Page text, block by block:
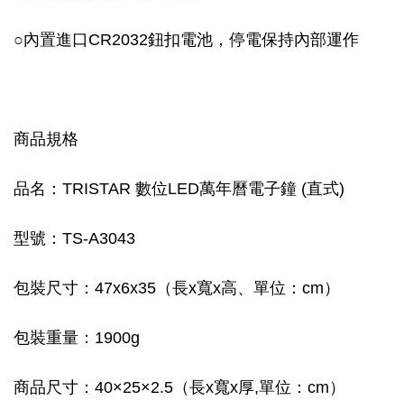
○內置進口CR2032鈕扣電池，停電保持內部運作
商品規格
品名：TRISTAR 數位LED萬年曆電子鐘 (直式)
型號：TS-A3043
包裝尺寸：47x6x35（長x寬x高、單位：cm）
包裝重量：1900g
商品尺寸：40×25×2.5（長x寬x厚,單位：cm）